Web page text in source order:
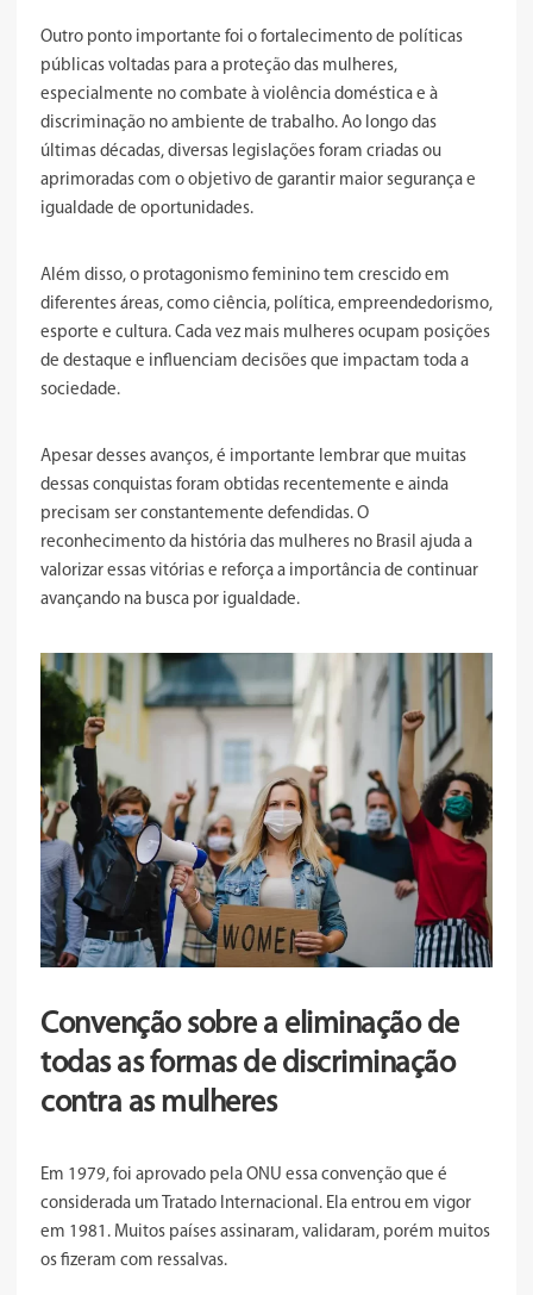
Outro ponto importante foi o fortalecimento de políticas
públicas voltadas para a proteção das mulheres,
especialmente no combate à violência doméstica e à
discriminação no ambiente de trabalho. Ao longo das
últimas décadas, diversas legislações foram criadas ou
aprimoradas com o objetivo de garantir maior segurança e
igualdade de oportunidades.
Além disso, o protagonismo feminino tem crescido em
diferentes áreas, como ciência, política, empreendedorismo,
esporte e cultura. Cada vez mais mulheres ocupam posições
de destaque e influenciam decisões que impactam toda a
sociedade.
Apesar desses avanços, é importante lembrar que muitas
dessas conquistas foram obtidas recentemente e ainda
precisam ser constantemente defendidas. O
reconhecimento da história das mulheres no Brasil ajuda a
valorizar essas vitórias e reforça a importância de continuar
avançando na busca por igualdade.
Convenção sobre a eliminação de
todas as formas de discriminação
contra as mulheres
Em 1979, foi aprovado pela ONU essa convenção que é
considerada um Tratado Internacional. Ela entrou em vigor
em 1981. Muitos países assinaram, validaram, porém muitos
os fizeram com ressalvas.